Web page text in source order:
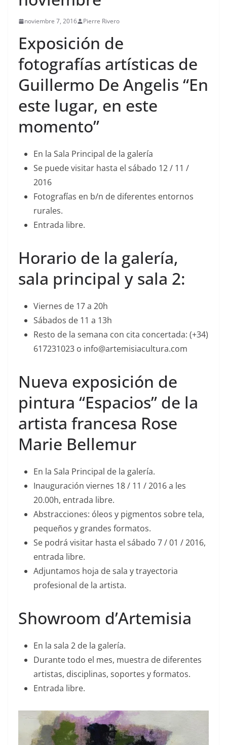
noviembre 7, 2016 Pierre Rivero
Exposición de
fotografías artísticas de
Guillermo De Angelis “En
este lugar, en este
momento”
En la Sala Principal de la galería
Se puede visitar hasta el sábado 12 / 11 /
2016
Fotografías en b/n de diferentes entornos
rurales.
Entrada libre.
Horario de la galería,
sala principal y sala 2:
Viernes de 17 a 20h
Sábados de 11 a 13h
Resto de la semana con cita concertada: (+34)
617231023 o info@artemisiacultura.com
Nueva exposición de
pintura “Espacios” de la
artista francesa Rose
Marie Bellemur
En la Sala Principal de la galería.
Inauguración viernes 18 / 11 / 2016 a les
20.00h, entrada libre.
Abstracciones: óleos y pigmentos sobre tela,
pequeños y grandes formatos.
Se podrá visitar hasta el sábado 7 / 01 / 2016,
entrada libre.
Adjuntamos hoja de sala y trayectoria
profesional de la artista.
Showroom d’Artemisia
En la sala 2 de la galería.
Durante todo el mes, muestra de diferentes
artistas, disciplinas, soportes y formatos.
Entrada libre.